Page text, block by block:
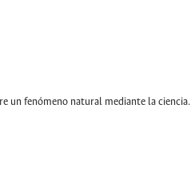
un fenómeno natural mediante la ciencia.